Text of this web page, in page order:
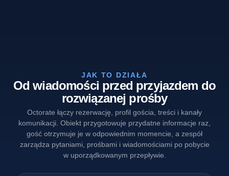
JAK TO DZIAŁA
Od wiadomości przed przyjazdem do
rozwiązanej prośby
Octorate łączy rezerwację, profil gościa, treści i kanały
komunikacji. Obiekt przygotowuje przydatne informacje raz,
gość otrzymuje je w odpowiednim momencie, a zespół
zarządza pytaniami, prośbami i wiadomościami po pobycie
w uporządkowanym przepływie.